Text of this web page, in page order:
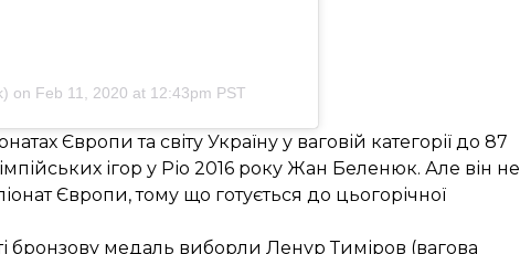
on Feb 11, 2020 at 12:43pm PST
Європи та світу Україну у ваговій категорії до 87
ігор у Ріо 2016 року Жан Беленюк. Але він не
Європи, тому що готується до цьогорічної
бронзову медаль виборли Ленур Тиміров (вагова